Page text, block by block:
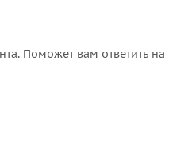
Поможет вам ответить на